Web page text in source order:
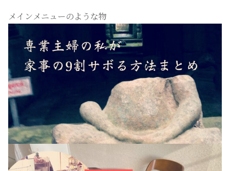
メインメニューのような物